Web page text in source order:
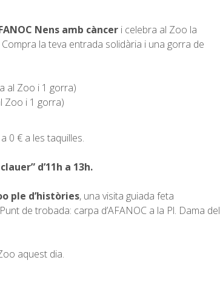
Nens amb càncer i celebra al Zoo la
Compra la teva entrada solidària i una gorra de
al Zoo i 1 gorra)
Zoo i 1 gorra)
0 € a les taquilles.
d’11h a 13h.
ple d’històries, una visita guiada feta
de trobada: carpa d’AFANOC a la Pl. Dama del
aquest dia.